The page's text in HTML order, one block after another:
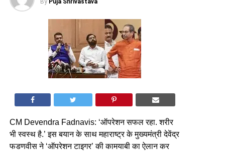
By Puja Shrivastava
CM Devendra Fadnavis: ‘ऑपरेशन सफल रहा. शरीर
भी स्वस्थ है.’ इस बयान के साथ महाराष्ट्र के मुख्यमंत्री देवेंद्र
फडणवीस ने ‘ऑपरेशन टाइगर’ की कामयाबी का ऐलान कर